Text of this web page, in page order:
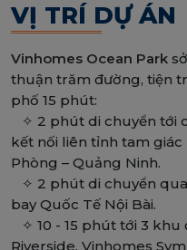
VỊ TRÍ DỰ ÁN
Vinhomes Ocean Park
thuận trăm đường, tiện
phố 15 phút:
✧ 2 phút di chuyển tới
kết nối liên tỉnh tam giác
Phòng – Quảng Ninh.
✧ 2 phút di chuyển
bay Quốc Tế Nội Bài.
✧ 10 - 15 phút tới 3 khu
Riverside, Vinhomes